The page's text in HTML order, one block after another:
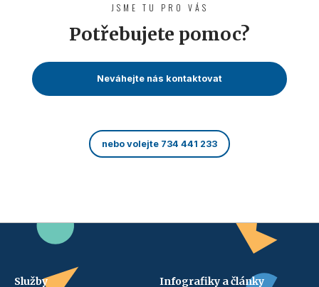
JSME TU PRO VÁS
Potřebujete pomoc?
Neváhejte nás kontaktovat
nebo volejte 734 441 233
Služby Infografiky a články